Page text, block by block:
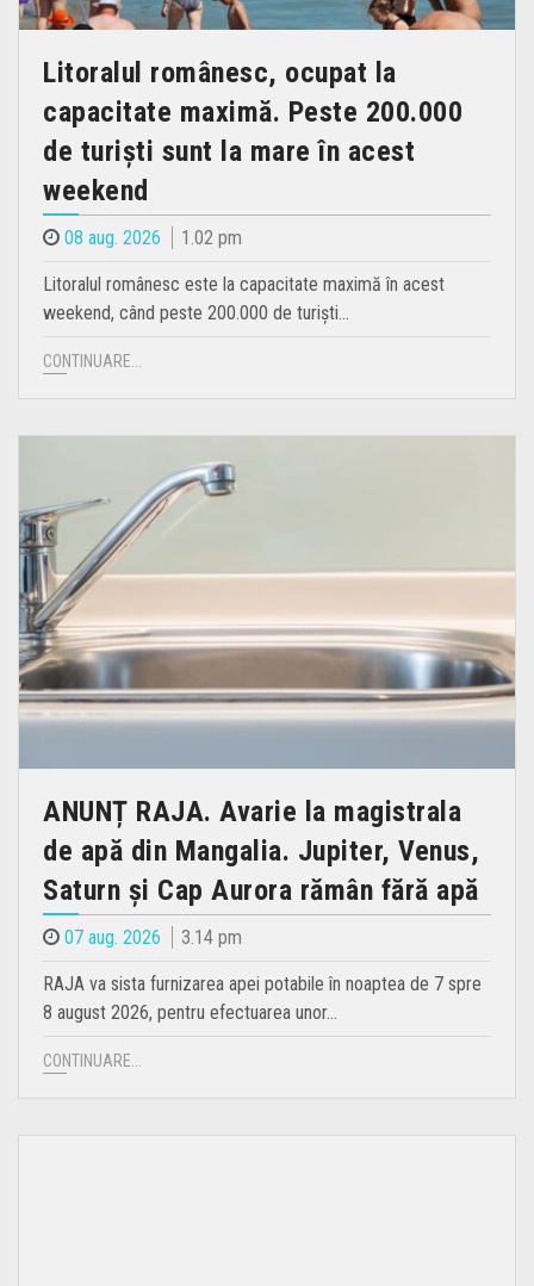
Litoralul românesc, ocupat la
capacitate maximă. Peste 200.000
de turiști sunt la mare în acest
weekend
08 aug. 2026 1.02 pm
Litoralul românesc este la capacitate maximă în acest
weekend, când peste 200.000 de turiști…
CONTINUARE...
ANUNȚ RAJA. Avarie la magistrala
de apă din Mangalia. Jupiter, Venus,
Saturn și Cap Aurora rămân fără apă
07 aug. 2026 3.14 pm
RAJA va sista furnizarea apei potabile în noaptea de 7 spre
8 august 2026, pentru efectuarea unor…
CONTINUARE...